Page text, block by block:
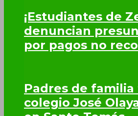
¡Estudiantes de
denuncian
por pagos no
Padres de familia
colegio José